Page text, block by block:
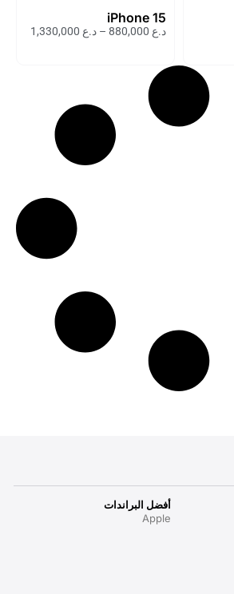
iPhone 15
د.ع – د.ع
أفضل البراندات
Apple